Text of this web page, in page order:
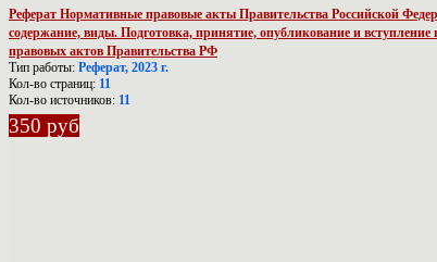
Реферат Нормативные правовые акты Правительства Российской
содержание, виды. Подготовка, принятие, опубликование и
правовых актов Правительства РФ
Тип работы: Реферат, 2023 г.
Кол-во страниц: 11
Кол-во источников: 11
350 руб